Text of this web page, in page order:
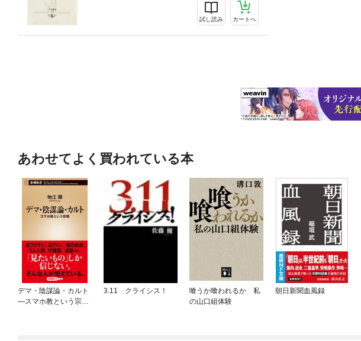
試し読み カートへ
あわせてよく買われている本
デマ・陰謀論・カルト
—スマホ教という宗教
3.11 クライシス！
喰うか喰われるか 私
の山口組体験
朝日新聞血風録